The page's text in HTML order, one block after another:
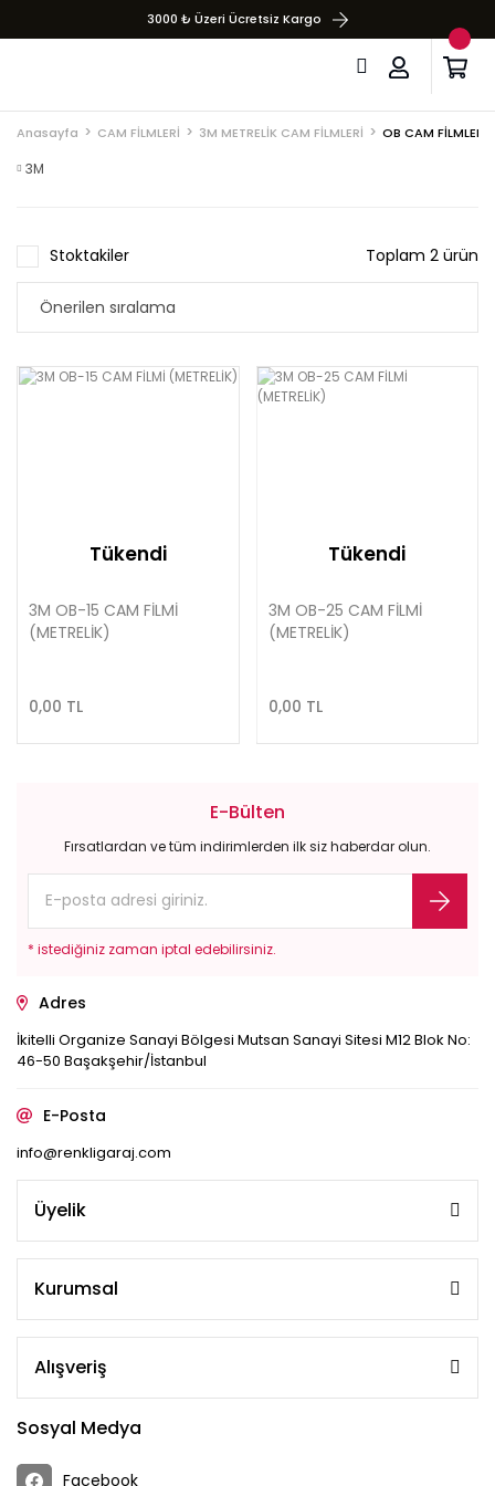
3000 ₺ Üzeri Ücretsiz Kargo
Anasayfa CAM FİLMLERİ 3M METRELİK CAM FİLMLERİ OB CAM FİLMLERİ
3M
Stoktakiler Toplam 2 ürün
Tükendi
3M OB-15 CAM FİLMİ
(METRELİK)
0,00 TL
Tükendi
3M OB-25 CAM FİLMİ
(METRELİK)
0,00 TL
E-Bülten
Fırsatlardan ve tüm indirimlerden ilk siz haberdar olun.
* istediğiniz zaman iptal edebilirsiniz.
Adres
İkitelli Organize Sanayi Bölgesi Mutsan Sanayi Sitesi M12 Blok No:
46-50 Başakşehir/İstanbul
E-Posta
info@renkligaraj.com
Üyelik
Kurumsal
Alışveriş
Sosyal Medya
Facebook